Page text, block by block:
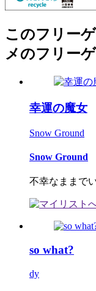
このフリー
メのフリー
幸運の魔女
Snow Ground
Snow Ground
不幸なままで
so what?
dy